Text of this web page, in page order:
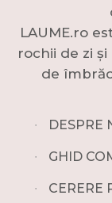
LAUME.ro
rochii de zi
de
∙ DESPRE
∙ GHID
∙ CERERE